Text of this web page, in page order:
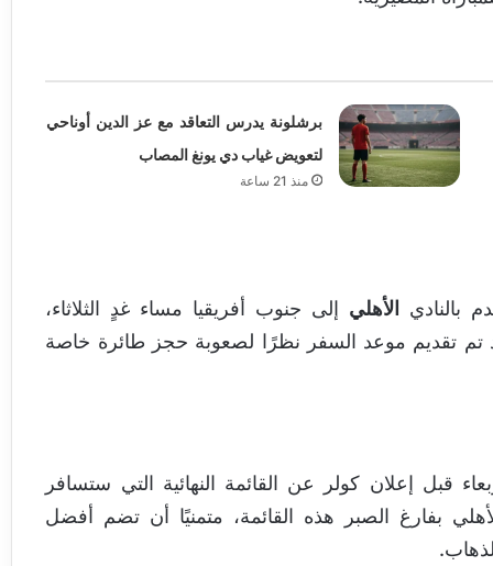
برشلونة يدرس التعاقد مع عز الدين أوناحي
لتعويض غياب دي يونغ المصاب
منذ 21 ساعة
بالنادي الأهلي إلى جنوب أفريقيا مساء غدٍ الثلاثاء،
تم تقديم موعد السفر نظرًا لصعوبة حجز طائرة خاصة
قبل إعلان كولر عن القائمة النهائية التي ستسافر
بفارغ الصبر هذه القائمة، متمنيًا أن تضم أفضل